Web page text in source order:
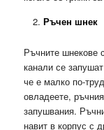
Ръчен шнек
Ръчните шнекове
канали се
че е малко по-
овладеете,
запушвания.
навит в корпус с